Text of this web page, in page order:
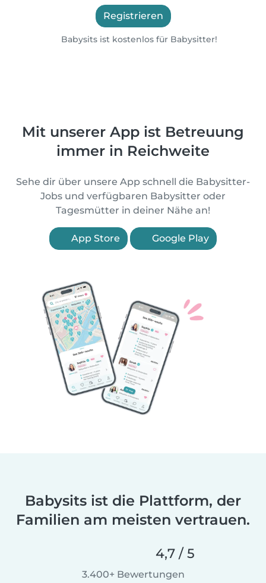
Registrieren
Babysits ist kostenlos für Babysitter!
Mit unserer App ist Betreuung
immer in Reichweite
Sehe dir über unsere App schnell die Babysitter-
Jobs und verfügbaren Babysitter oder
Tagesmütter in deiner Nähe an!
App Store Google Play
Babysits ist die Plattform, der
Familien am meisten vertrauen.
4,7 / 5
3.400+ Bewertungen